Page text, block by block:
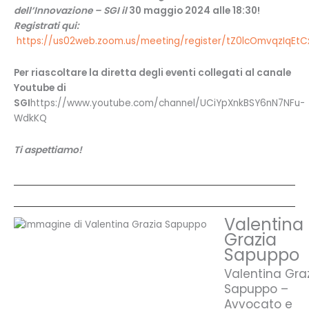
dell’Innovazione – SGI il30 maggio 2024 alle 18:30!
Registrati qui:
https://us02web.zoom.us/meeting/register/
Per riascoltare la diretta degli eventi collegati al canale
Youtube di
SGIhttps://www.youtube.com/channel/UCiYpXnkBSY6nN7NFu-
WdkKQ
Ti aspettiamo!
Valentina
Grazia
Sapuppo
Valentina
Sapuppo –
Avvocato e